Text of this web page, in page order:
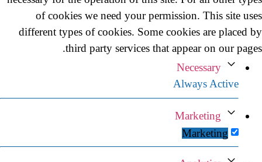
of cookies we need your permission. This site uses
different types of cookies. Some cookies are placed by
third party services that appear on our pages.
Necessary
Always Active
Marketing
Marketing